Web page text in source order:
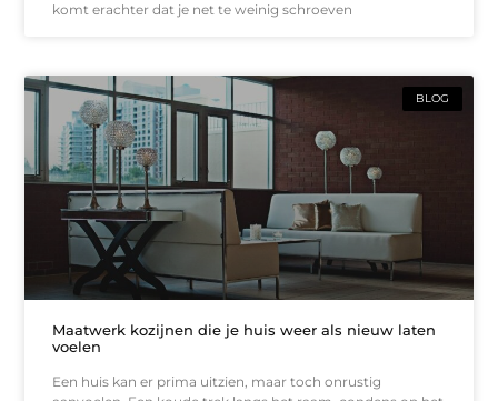
komt erachter dat je net te weinig schroeven
BLOG
Maatwerk kozijnen die je huis weer als nieuw laten
voelen
Een huis kan er prima uitzien, maar toch onrustig